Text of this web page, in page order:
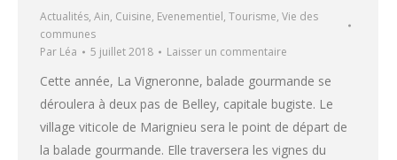
Actualités, Ain, Cuisine, Evenementiel, Tourisme, Vie des
communes
Par Léa 5 juillet 2018 Laisser un commentaire
Cette année, La Vigneronne, balade gourmande se
déroulera à deux pas de Belley, capitale bugiste. Le
village viticole de Marignieu sera le point de départ de
la balade gourmande. Elle traversera les vignes du